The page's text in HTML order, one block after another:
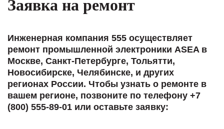
Заявка на ремонт
Инженерная компания 555 осуществляет
ремонт промышленной электроники ASEA в
Москве, Санкт-Петербурге, Тольятти,
Новосибирске, Челябинске, и других
регионах России. Чтобы узнать о ремонте в
вашем регионе, позвоните по телефону +7
(800) 555-89-01 или оставьте заявку: